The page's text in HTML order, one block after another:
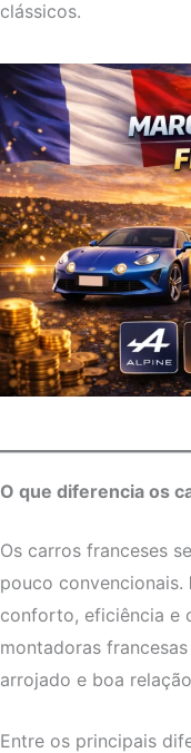
clássicos.
O que diferencia os
Os carros franceses
pouco convencionais.
conforto, eficiência e
montadoras
arrojado e boa
Entre os principais